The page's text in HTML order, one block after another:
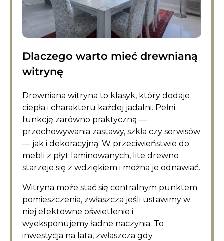
Dlaczego warto mieć drewnianą
witrynę
Drewniana witryna to klasyk, który dodaje
ciepła i charakteru każdej jadalni. Pełni
funkcję zarówno praktyczną —
przechowywania zastawy, szkła czy serwisów
— jak i dekoracyjną. W przeciwieństwie do
mebli z płyt laminowanych, lite drewno
starzeje się z wdziękiem i można je odnawiać.
Witryna może stać się centralnym punktem
pomieszczenia, zwłaszcza jeśli ustawimy w
niej efektowne oświetlenie i
wyeksponujemy ładne naczynia. To
inwestycja na lata, zwłaszcza gdy